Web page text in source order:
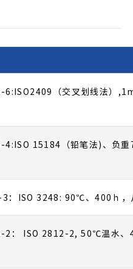
（交叉划线法）
15184（铅笔法)、负
：ISO 3248: 90℃、400ｈ，
： ISO 2812-2, 50℃温水、